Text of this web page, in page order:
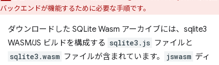
バックエンドが機能するために必要な手順です。
ダウンロードした SQLite Wasm アーカイブには、sqlite3
WASM/JS ビルドを構成する sqlite3.js ファイルと
sqlite3.wasm ファイルが含まれています。 jswasm ディ